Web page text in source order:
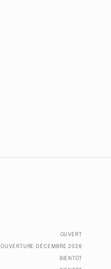
OUVERT
OUVERTURE DÉCEMBRE 2026
BIENTÔT